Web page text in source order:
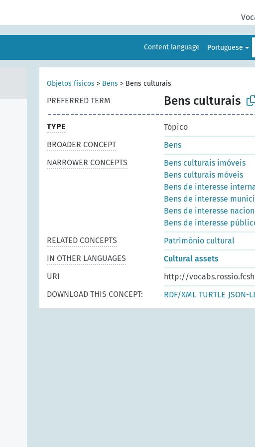
Content language Portuguese
Objetos físicos > Bens > Bens culturais
PREFERRED TERM Bens culturais
TYPE
Tópico
BROADER CONCEPT
Bens
NARROWER CONCEPTS
Bens culturais imóveis
Bens culturais móveis
Bens de interesse
Bens de interesse
Bens de interesse
Bens de interesse
RELATED CONCEPTS
Património cultural
IN OTHER LANGUAGES
Cultural assets
URI
http://
DOWNLOAD THIS CONCEPT:
RDF/XML TURTLE JSON-